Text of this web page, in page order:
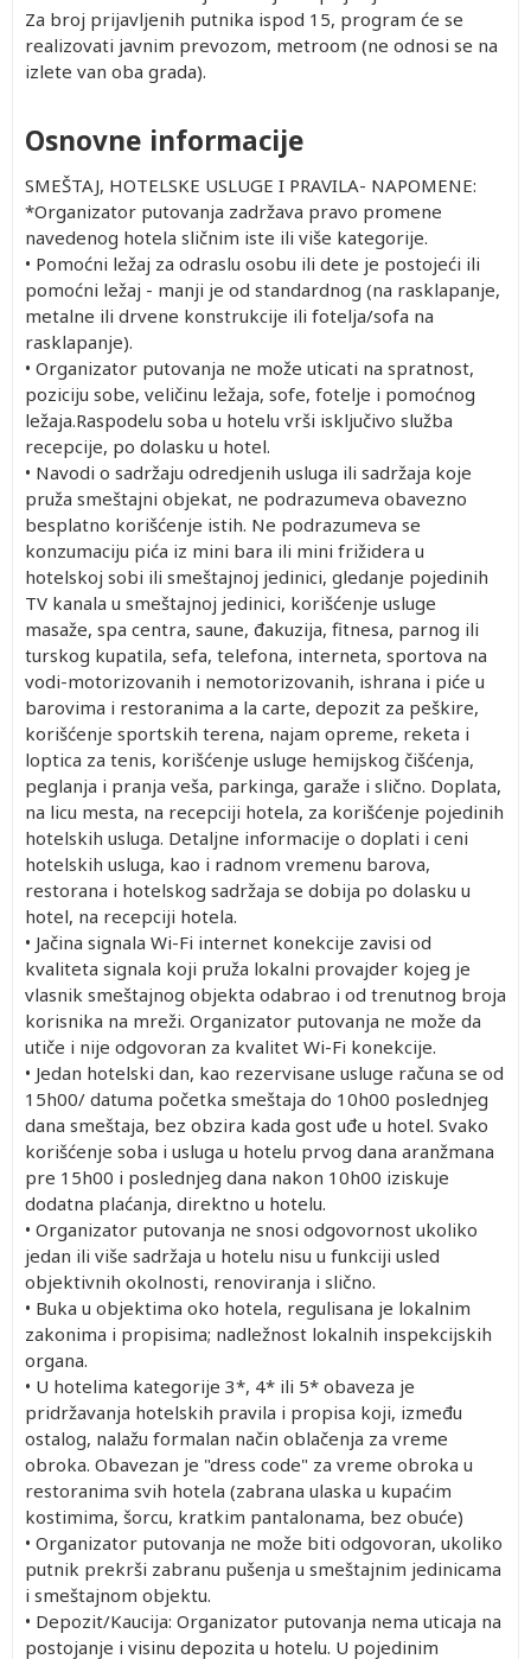
Za broj prijavljenih putnika ispod 15, program će se
realizovati javnim prevozom, metroom (ne odnosi se na
izlete van oba grada).
Osnovne informacije
SMEŠTAJ, HOTELSKE USLUGE I PRAVILA- NAPOMENE:
*Organizator putovanja zadržava pravo promene
navedenog hotela sličnim iste ili više kategorije.
• Pomoćni ležaj za odraslu osobu ili dete je postojeći ili
pomoćni ležaj - manji je od standardnog (na rasklapanje,
metalne ili drvene konstrukcije ili fotelja/sofa na
rasklapanje).
• Organizator putovanja ne može uticati na spratnost,
poziciju sobe, veličinu ležaja, sofe, fotelje i pomoćnog
ležaja.Raspodelu soba u hotelu vrši isključivo služba
recepcije, po dolasku u hotel.
• Navodi o sadržaju odredjenih usluga ili sadržaja koje
pruža smeštajni objekat, ne podrazumeva obavezno
besplatno korišćenje istih. Ne podrazumeva se
konzumaciju pića iz mini bara ili mini frižidera u
hotelskoj sobi ili smeštajnoj jedinici, gledanje pojedinih
TV kanala u smeštajnoj jedinici, korišćenje usluge
masaže, spa centra, saune, đakuzija, fitnesa, parnog ili
turskog kupatila, sefa, telefona, interneta, sportova na
vodi-motorizovanih i nemotorizovanih, ishrana i piće u
barovima i restoranima a la carte, depozit za peškire,
korišćenje sportskih terena, najam opreme, reketa i
loptica za tenis, korišćenje usluge hemijskog čišćenja,
peglanja i pranja veša, parkinga, garaže i slično. Doplata,
na licu mesta, na recepciji hotela, za korišćenje pojedinih
hotelskih usluga. Detaljne informacije o doplati i ceni
hotelskih usluga, kao i radnom vremenu barova,
restorana i hotelskog sadržaja se dobija po dolasku u
hotel, na recepciji hotela.
• Jačina signala Wi-Fi internet konekcije zavisi od
kvaliteta signala koji pruža lokalni provajder kojeg je
vlasnik smeštajnog objekta odabrao i od trenutnog broja
korisnika na mreži. Organizator putovanja ne može da
utiče i nije odgovoran za kvalitet Wi-Fi konekcije.
• Jedan hotelski dan, kao rezervisane usluge računa se od
15h00/ datuma početka smeštaja do 10h00 poslednjeg
dana smeštaja, bez obzira kada gost uđe u hotel. Svako
korišćenje soba i usluga u hotelu prvog dana aranžmana
pre 15h00 i poslednjeg dana nakon 10h00 iziskuje
dodatna plaćanja, direktno u hotelu.
• Organizator putovanja ne snosi odgovornost ukoliko
jedan ili više sadržaja u hotelu nisu u funkciji usled
objektivnih okolnosti, renoviranja i slično.
• Buka u objektima oko hotela, regulisana je lokalnim
zakonima i propisima; nadležnost lokalnih inspekcijskih
organa.
• U hotelima kategorije 3*, 4* ili 5* obaveza je
pridržavanja hotelskih pravila i propisa koji, između
ostalog, nalažu formalan način oblačenja za vreme
obroka. Obavezan je "dress code" za vreme obroka u
restoranima svih hotela (zabrana ulaska u kupaćim
kostimima, šorcu, kratkim pantalonama, bez obuće)
• Organizator putovanja ne može biti odgovoran, ukoliko
putnik prekrši zabranu pušenja u smeštajnim jedinicama
i smeštajnom objektu.
• Depozit/Kaucija: Organizator putovanja nema uticaja na
postojanje i visinu depozita u hotelu. U pojedinim